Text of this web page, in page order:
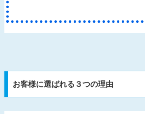
お客様に選ばれる３つの理由